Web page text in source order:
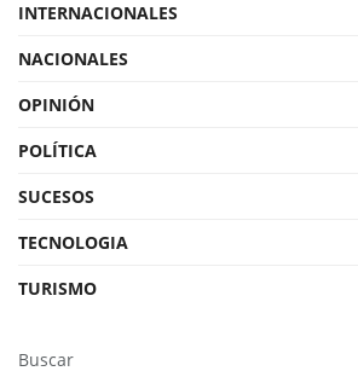
INTERNACIONALES
NACIONALES
OPINIÓN
POLÍTICA
SUCESOS
TECNOLOGIA
TURISMO
Buscar